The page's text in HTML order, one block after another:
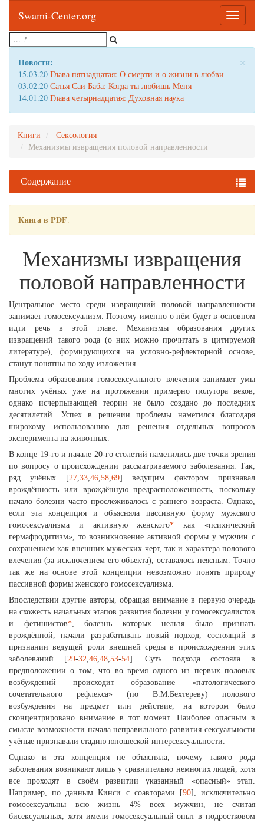
Toggle
Swami-Center.org
×
Новости:
15.03.20 Глава пятнадцатая: О смерти и о жизни в любви
03.02.20 Сатья Саи Баба: Когда ты любишь Меня
14.01.20 Глава четырнадцатая: Духовная наука
Книги
Сексология
Механизмы извращения половой направленности
Содержание
Книга в PDF.
Механизмы извращения
половой направленности
Центральное место среди извращений половой направленности
занимает гомосексуализм. Поэтому именно о нём будет в основном
идти речь в этой главе. Механизмы образования других
извращений такого рода (о них можно прочитать в цитируемой
литературе), формирующихся на условно-рефлекторной основе,
станут понятны по ходу изложения.
Проблема образования гомосексуального влечения занимает умы
многих учёных уже на протяжении примерно полутора веков,
однако исчерпывающей теории не было создано до последних
десятилетий. Успех в решении проблемы наметился благодаря
широкому использованию для решения отдельных вопросов
эксперимента на животных.
В конце 19-го и начале 20-го столетий наметились две точки зрения
по вопросу о происхождении рассматриваемого заболевания. Так,
ряд учёных [27,33,46,58,69] ведущим фактором признавал
врождённость или врождённую предрасположенность, поскольку
начало болезни часто прослеживалось с раннего возраста. Однако,
если эта концепция и объясняла пассивную форму мужского
гомосексуализма и активную женского* как «психический
гермафродитизм», то возникновение активной формы у мужчин с
сохранением как внешних мужеских черт, так и характера полового
влечения (за исключением его объекта), оставалось неясным. Точно
так же на основе этой концепции невозможно понять природу
пассивной формы женского гомосексуализма.
Впоследствии другие авторы, обращая внимание в первую очередь
на схожесть начальных этапов развития болезни у гомосексуалистов
и фетишистов*, болезнь которых нельзя было признать
врождённой, начали разрабатывать новый подход, состоящий в
признании ведущей роли внешней среды в происхождении этих
заболеваний [29-32,46,48,53-54]. Суть подхода состояла в
предположении о том, что во время одного из первых половых
возбуждений происходит образование «патологического
сочетательного рефлекса» (по В.М.Бехтереву) полового
возбуждения на предмет или действие, на котором было
сконцентрировано внимание в тот момент. Наиболее опасным в
смысле возможности начала неправильного развития сексуальности
учёные признавали стадию юношеской интерсексуальности.
Однако и эта концепция не объясняла, почему такого рода
заболевания возникают лишь у сравнительно немногих людей, хотя
все проходят в своём развитии указанный «опасный» этап.
Например, по данным Кинси с соавторами [90], исключительно
гомосексуальны всю жизнь 4% всех мужчин, не считая
бисексуальных, хотя имели гомосексуальный опыт в подростковом